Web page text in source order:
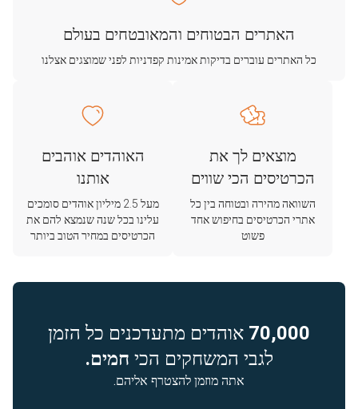
האתרים הבטוחים והמאובטחים בעולם
כל האתרים עוברים בדיקות אמינות קפדניות לפני שמוצגים אצלנו
מוצאים לך את
הכרטיסים הכי שווים
השוואה מהירה ובטוחה בין כל
אתרי הכרטיסים בחיפוש אחד
פשוט
האוהדים אוהבים
אותנו
מעל 2.5 מיליון אוהדים סומכים
עלינו בכל שנה שנמצא להם את
הכרטיסים במחיר הטוב ביותר
70,000 אוהדים מתעדכנים כל הזמן
לגבי המשחקים הכי חמים.
אתה מוזמן להצטרף אליהם.